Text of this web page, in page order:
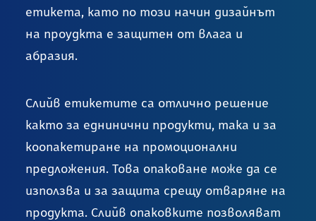
етикета, като по този начин дизайнът
на проудкта е защитен от влага и
абразия.
Слийв етикетите са отлично решение
както за еднинични продукти, така и за
коопакетиране на промоционални
предложения. Това опаковане може да се
използва и за защита срещу отваряне на
продукта. Слийв опаковките позволяват